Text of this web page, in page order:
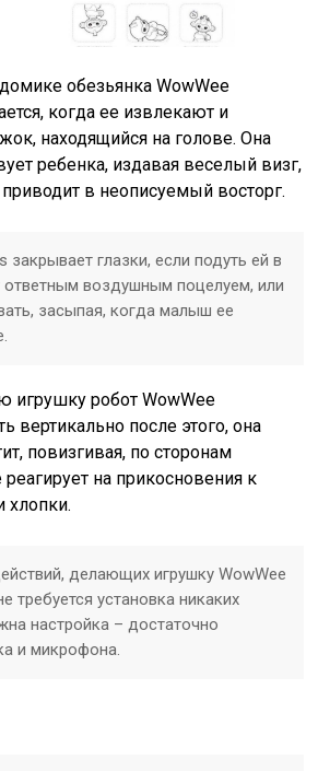
обезьянка WowWee
когда ее извлекают и
находящийся на голове. Она
ребенка, издавая веселый визг,
в неописуемый восторг.
закрывает глазки, если подуть ей в
ответным воздушным поцелуем, или
засыпая, когда малыш ее
игрушку робот WowWee
вертикально после этого, она
повизгивая, по сторонам
на прикосновения к
хлопки.
делающих игрушку WowWee
требуется установка никаких
настройка – достаточно
и микрофона.